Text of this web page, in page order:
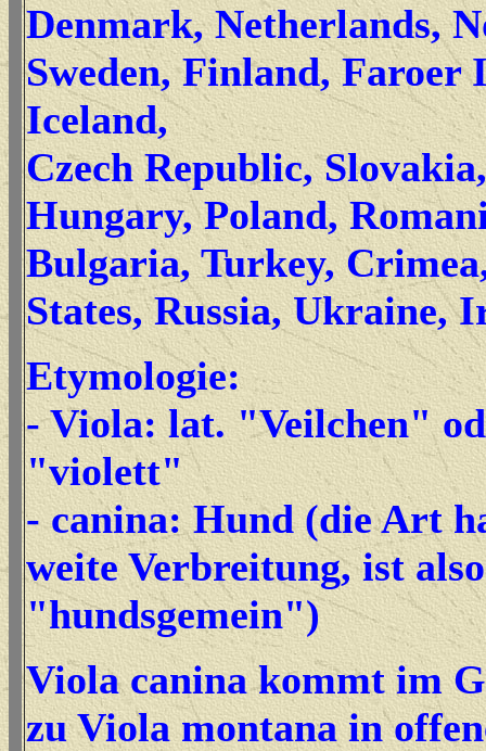
Denmark, Netherlands,
Sweden, Finland, Faroer
Iceland,
Czech Republic, Slovakia,
Hungary, Poland,
Bulgaria, Turkey,
States, Russia, Ukraine,
Etymologie:
- Viola: lat. "Veilchen"
"violett"
- canina: Hund (die Art
weite Verbreitung, ist also
"hundsgemein")
Viola canina kommt im
zu Viola montana in